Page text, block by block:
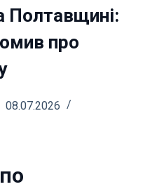
Полтавщині:
про
08.07.2026